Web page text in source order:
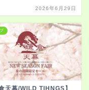
2026年6月29日